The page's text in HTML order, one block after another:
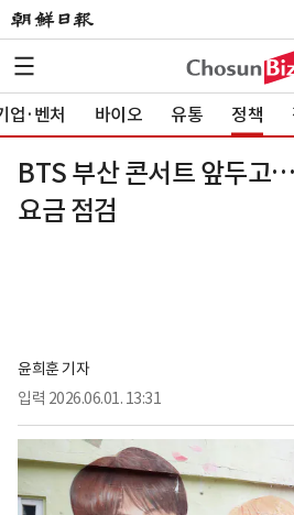
업·벤처 바이오 유통 정책
BTS 부산 콘서트 앞두고
요금 점검
윤희훈 기자
입력 2026.06.01. 13:31